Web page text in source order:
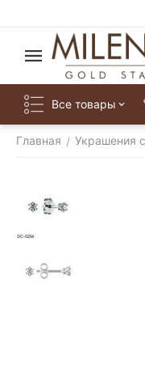
Все товары
Главная / Украшения